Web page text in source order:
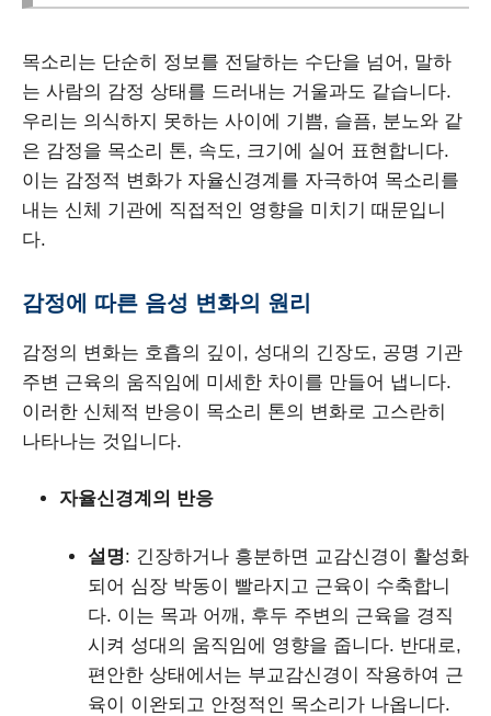
목소리는 단순히 정보를 전달하는 수단을 넘어, 말하
는 사람의 감정 상태를 드러내는 거울과도 같습니다.
우리는 의식하지 못하는 사이에 기쁨, 슬픔, 분노와 같
은 감정을 목소리 톤, 속도, 크기에 실어 표현합니다.
이는 감정적 변화가 자율신경계를 자극하여 목소리를
내는 신체 기관에 직접적인 영향을 미치기 때문입니
다.
감정에 따른 음성 변화의 원리
감정의 변화는 호흡의 깊이, 성대의 긴장도, 공명 기관
주변 근육의 움직임에 미세한 차이를 만들어 냅니다.
이러한 신체적 반응이 목소리 톤의 변화로 고스란히
나타나는 것입니다.
자율신경계의 반응
설명: 긴장하거나 흥분하면 교감신경이 활성화
되어 심장 박동이 빨라지고 근육이 수축합니
다. 이는 목과 어깨, 후두 주변의 근육을 경직
시켜 성대의 움직임에 영향을 줍니다. 반대로,
편안한 상태에서는 부교감신경이 작용하여 근
육이 이완되고 안정적인 목소리가 나옵니다.